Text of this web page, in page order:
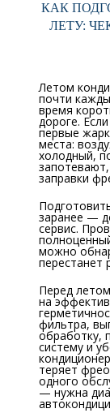
КАК
ЛЕТУ:
Летом
почти
время
дороге.
первые
места:
холодный,
заправки
заранее —
сервис.
можно
перестанет
Перед
на
фильтра,
обработку,
систему и
теряет
одного
— нужна